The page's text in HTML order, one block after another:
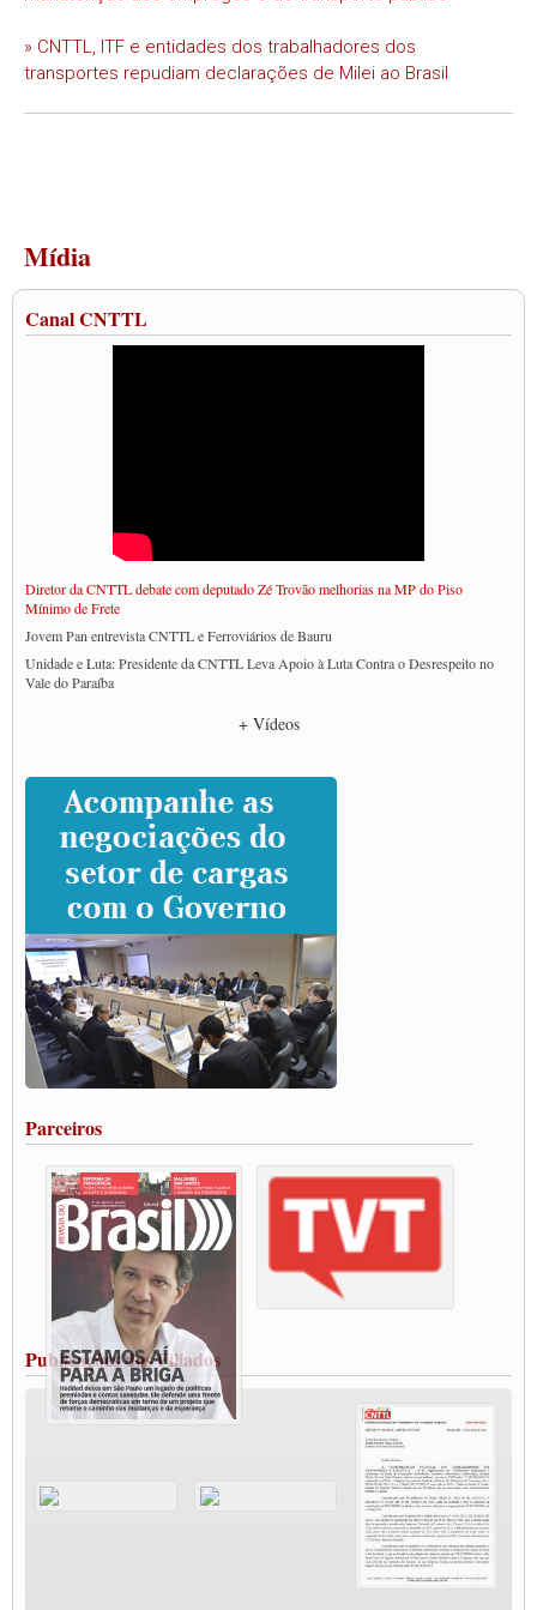
» CNTTL, ITF e entidades dos trabalhadores dos
transportes repudiam declarações de Milei ao Brasil
Mídia
Canal CNTTL
Diretor da CNTTL debate com deputado Zé Trovão melhorias na MP do Piso
Mínimo de Frete
Jovem Pan entrevista CNTTL e Ferroviários de Bauru
Unidade e Luta: Presidente da CNTTL Leva Apoio à Luta Contra o Desrespeito no
Vale do Paraíba
CNTTL e entidades dos caminhoneiros conversam com governo Lula sobre pautas
Caminhoneiros prometem paralisação e cobram diálogo com Lula
CNTTL e lideranças de caminhoneiros participam de debate sobre saúde nas
rodovias
Paulinho e Litti debatem política global para transporte rodoviário de cargas na
SUTCRA no Uruguai
Grande Conquista da Categoria transporte de Cargas e Caminhoneiros Autonomos
ENCONTRO INTERNACIONAL EM APOIO A CLASSE TRABALHADORA
DO BRASIL E A ELEIÇÃO 2022
Carta às Brasileiras e aos Brasileiros em Defesa do Estado Democrático de Direito
Paulinho, presidente da CNTTL, faz balanço do 3º Congresso da CNTTL
Caminhoneiros aprovam greve a partir do 1º de novembro
Rodoviários de Feira Santana fazem Assembleia para avaliar proposta de reajuste
salarial
Vacina Já: Lockdown de 24 horas dos trabalhadores em transportes está mantido,
Condutores de Guarulhos farão greve sanitária nesta terça-feira (20)
Paralisação dos Caminhoneiros na #BR285, entrocamento que liga o Mercosul ao
Rio Grande
Caminhoneiros bloqueiam duas faixas na Castello Branco e fazem protesto
Modal-Live #13 Aumento da Violência Contra Mulher e o Adoecimento da Classe
Trabalhadora em Tempos de Pandemia
MODAL-LIVE#12 POLÍTICAS PÚBLICAS DE TRANSPORTE PARA A
CLASSE TRABALHADORA E ELEIÇÕES NA PANDEMIA
MODAL-LIVE#11 POLÍTICAS PÚBLICAS DE TRANSPORTE
JUVENTUDE DO TRANSPORTE: POR QUE DEVEMOS NOS ORGANIZAR?
Fabio Primo testa positivo para Coronavírus, mas está bem de saúde
Modal-Live#9 Quais são os direitos dos trabalhador@s que contraem a Covid-19 na
Participe da Campanha Fora Bolsonaro
CNTTL e FECOOTAC apoiam Campanha de testes de COVID-19 para
MODAL-LIVE#8 - Lideranças sindicais da CNTTL, CGTB e dos caminhoneiros
+ Vídeos
Parceiros
Publicações dos Filiados